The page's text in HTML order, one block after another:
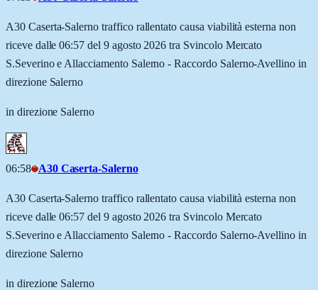
A30 Caserta-Salerno traffico rallentato causa viabilità esterna non
riceve dalle 06:57 del 9 agosto 2026 tra Svincolo Mercato
S.Severino e Allacciamento Salerno - Raccordo Salerno-Avellino in
direzione Salerno
in direzione Salerno
06:58 A30 Caserta-Salerno
A30 Caserta-Salerno traffico rallentato causa viabilità esterna non
riceve dalle 06:57 del 9 agosto 2026 tra Svincolo Mercato
S.Severino e Allacciamento Salerno - Raccordo Salerno-Avellino in
direzione Salerno
in direzione Salerno